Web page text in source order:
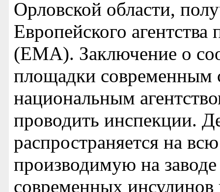
Орловской области,
Европейского
(EMA). Заключение о
площадки современным
национальным
проводить инспекции.
распространяется на
производимую на
современных